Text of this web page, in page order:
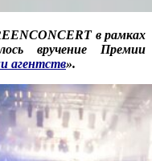
в рамках
вручение Премии
агентств».